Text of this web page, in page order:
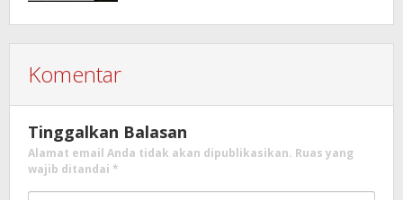
Komentar
Tinggalkan Balasan
Alamat email Anda tidak akan dipublikasikan. Ruas yang
wajib ditandai *